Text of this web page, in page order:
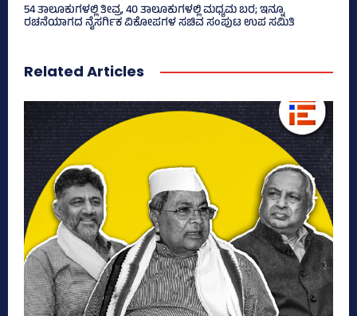
54 ತಾಲೂಕುಗಳಲ್ಲಿ ತೀವ್ರ, 40 ತಾಲೂಕುಗಳಲ್ಲಿ ಮಧ್ಯಮ ಬರ; ಇನ್ನೂ
ರಚನೆಯಾಗದ ನೈಸರ್ಗಿಕ ವಿಕೋಪಗಳ ಸಚಿವ ಸಂಪುಟ ಉಪ ಸಮಿತಿ
Related Articles